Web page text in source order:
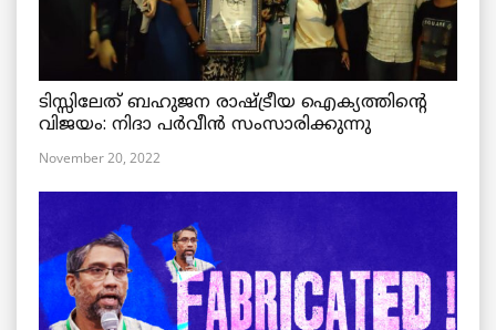
ടിസ്സിലേത് ബഹുജന രാഷ്ട്രീയ ഐക്യത്തിന്റെ
വിജയം: നിദാ പർവീൻ സംസാരിക്കുന്നു
November 20, 2022